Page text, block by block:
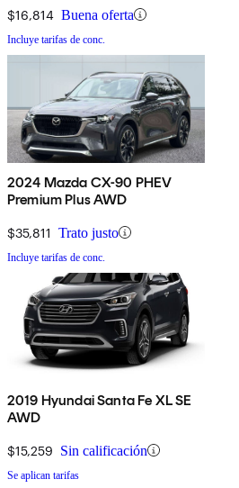
$16,814 Buena oferta
Incluye tarifas de conc.
2024 Mazda CX-90 PHEV
Premium Plus AWD
$35,811 Trato justo
Incluye tarifas de conc.
2019 Hyundai Santa Fe XL SE
AWD
$15,259 Sin calificación
Se aplican tarifas